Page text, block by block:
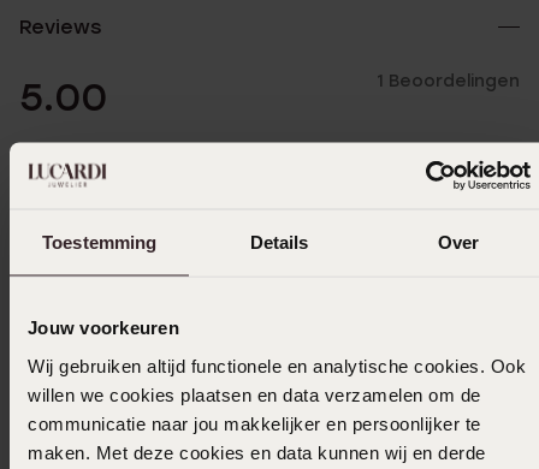
Toestemming Details Over
Jouw voorkeuren
Wij gebruiken altijd functionele en analytische cookies. Ook
willen we cookies plaatsen en data verzamelen om de
communicatie naar jou makkelijker en persoonlijker te
maken. Met deze cookies en data kunnen wij en derde
Reviews
5.00 1 Beoordelingen
100.0%
0.0%
2
Verzameld onder deGebruiksvoorwaarden van
Trusted shops
Filter